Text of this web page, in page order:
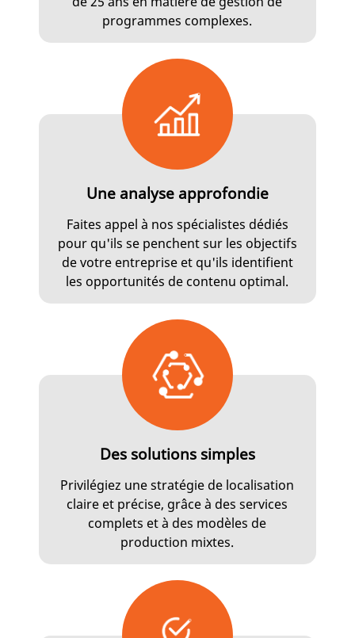
programmes complexes.
Une analyse approfondie
Faites appel à nos spécialistes dédiés
pour qu'ils se penchent sur les objectifs
de votre entreprise et qu'ils identifient
les opportunités de contenu optimal.
Des solutions simples
Privilégiez une stratégie de localisation
claire et précise, grâce à des services
complets et à des modèles de
production mixtes.